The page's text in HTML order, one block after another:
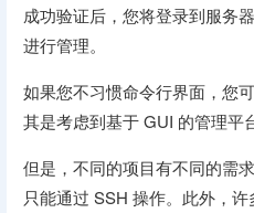
成功验证后，您将登录到服务
进行管理。
如果您不习惯命令行界面，您
其是考虑到基于 GUI 的管理平
但是，不同的项目有不同的需
只能通过 SSH 操作。此外，